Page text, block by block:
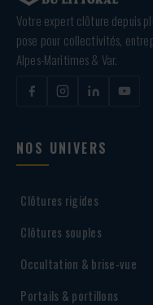
Votre expert clôture depuis
pose pour collectivités,
Alpes-Maritimes & Var.
NOS UNIVERS
Clôtures rigides
Clôtures souples
Occultation & brise-vue
Portails & portillons